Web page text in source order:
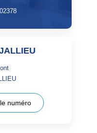
02378
numéro